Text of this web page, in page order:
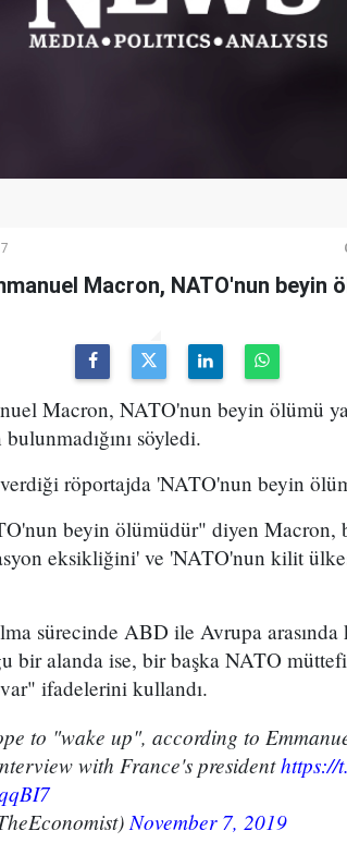
Macron, NATO'nun beyin
Macron, NATO'nun beyin ölümü
söyledi.
röportajda 'NATO'nun beyin
beyin ölümüdür" diyen
eksikliğini' ve 'NATO'nun kilit
sürecinde ABD ile Avrupa arasında
bir alanda ise, bir başka NATO
ifadelerini kullandı.
to "wake up", according to
with France's presidenthttps://
November 7, 2019